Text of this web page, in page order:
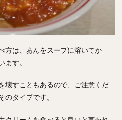
方は、あんをスープに溶いてか
ます。
壊すこともあるので、ご注意くだ
のタイプです。